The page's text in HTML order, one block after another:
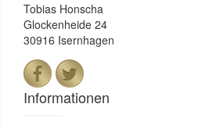
Tobias Honscha
Glockenheide 24
30916 Isernhagen
Informationen